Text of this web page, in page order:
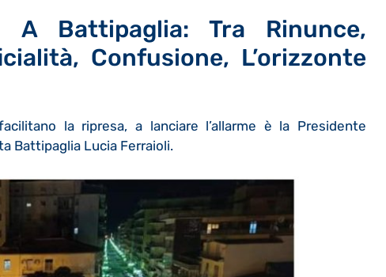
Battipaglia: Tra Rinunce,
Confusione, L’orizzonte
la ripresa, a lanciare l’allarme è la Presidente
Battipaglia Lucia Ferraioli.